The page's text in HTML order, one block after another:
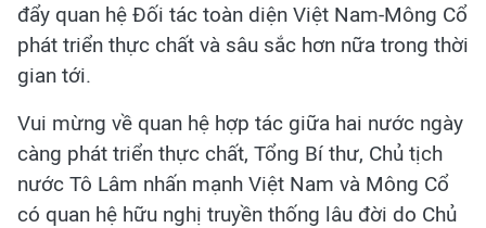
đẩy quan hệ Đối tác toàn diện Việt Nam-Mông Cổ
phát triển thực chất và sâu sắc hơn nữa trong thời
gian tới.
Vui mừng về quan hệ hợp tác giữa hai nước ngày
càng phát triển thực chất, Tổng Bí thư, Chủ tịch
nước Tô Lâm nhấn mạnh Việt Nam và Mông Cổ
có quan hệ hữu nghị truyền thống lâu đời do Chủ